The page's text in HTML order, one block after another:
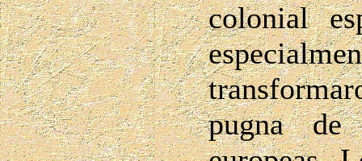
colonial
pugna de